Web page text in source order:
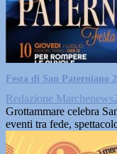
Festa di San Paterniano
Redazione
Grottammare celebra
eventi tra fede,